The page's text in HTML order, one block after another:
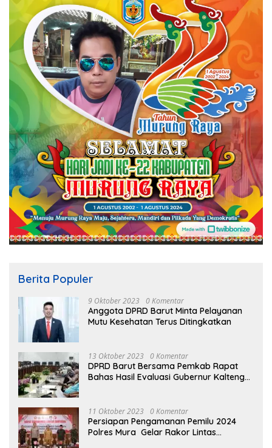
Berita Populer
9 Oktober 2023 0 Komentar
Anggota DPRD Barut Minta Pelayanan
Mutu Kesehatan Terus Ditingkatkan
13 Oktober 2023 0 Komentar
DPRD Barut Bersama Pemkab Rapat
Bahas Hasil Evaluasi Gubernur Kalteng
11 Oktober 2023 0 Komentar
Persiapan Pengamanan Pemilu 2024
Polres Mura Gelar Rakor Lintas